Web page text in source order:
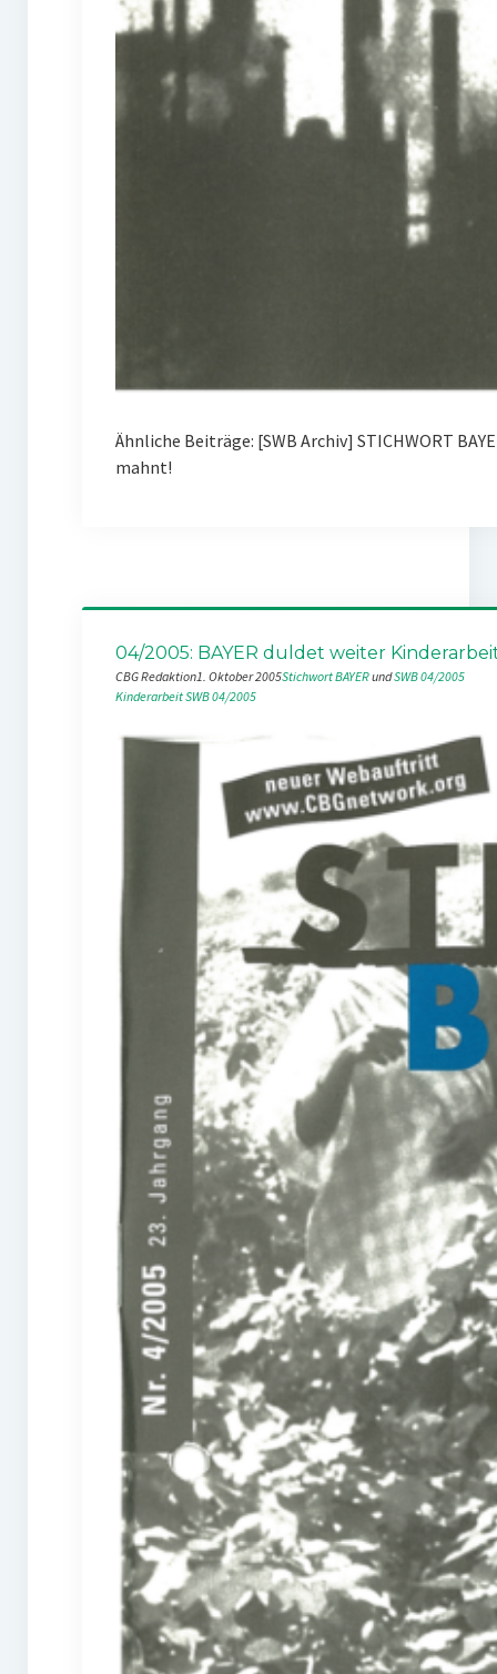
Ähnliche Beiträge: [SWB Archiv] STICHWORT
mahnt!
04/2005: BAYER duldet weiter
CBG Redaktion1. Oktober 2005Stichwort BAYER und SWB 04/2005
KinderarbeitSWB 04/2005